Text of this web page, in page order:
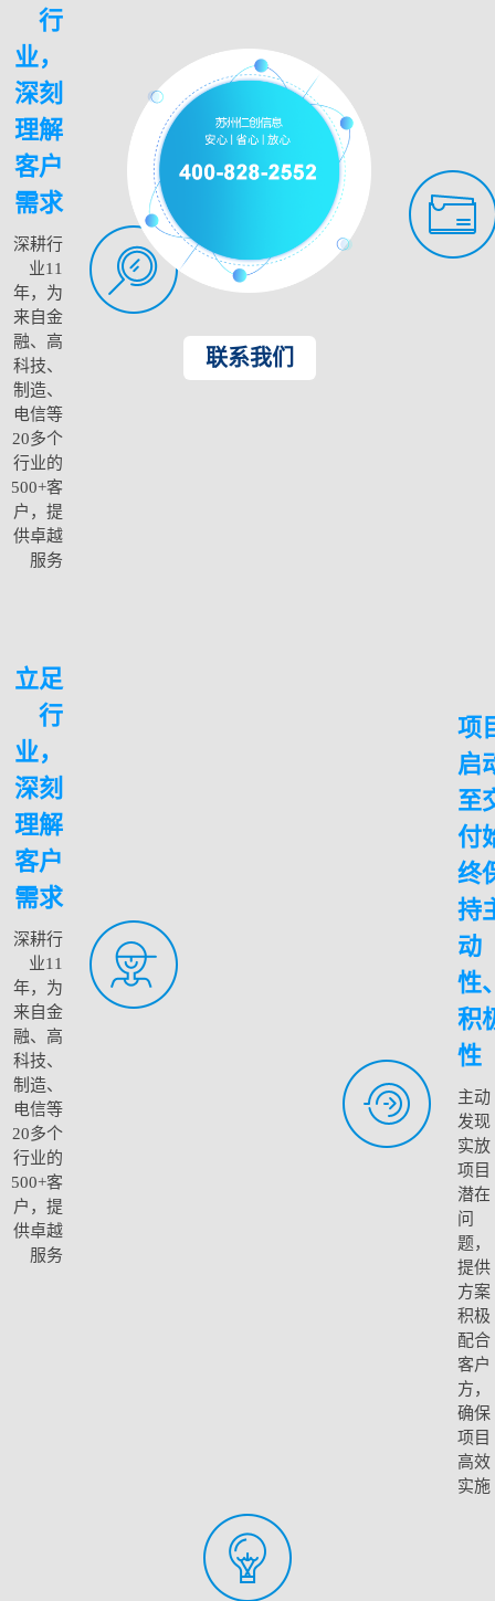
行
业，
深刻
理解
客户
需求
深耕行
业11
年，为
来自金
融、高
科技、
制造、
电信等
20多个
行业的
500+客
户，提
供卓越
服务
立足
行
业，
深刻
理解
客户
需求
深耕行
业11
年，为
来自金
融、高
科技、
制造、
电信等
20多个
行业的
500+客
户，提
供卓越
服务
联系我们
项
启
至
付
终
持
动
性
积
性
主动
发现
实放
项目
潜在
问
题，
提供
方案
积极
配合
客户
方，
确保
项目
高效
实施